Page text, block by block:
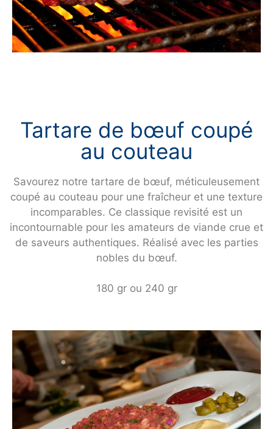
Tartare de bœuf coupé
au couteau
Savourez notre tartare de bœuf, méticuleusement
coupé au couteau pour une fraîcheur et une texture
incomparables. Ce classique revisité est un
incontournable pour les amateurs de viande crue et
de saveurs authentiques. Réalisé avec les parties
nobles du bœuf.
180 gr ou 240 gr